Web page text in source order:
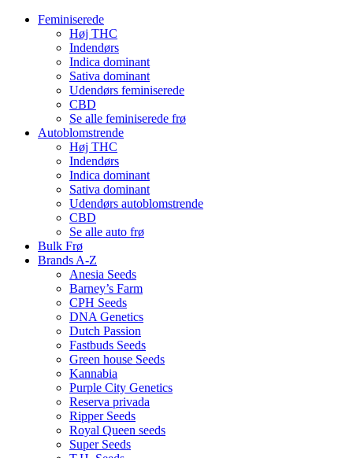
Feminiserede
Høj THC
Indendørs
Indica dominant
Sativa dominant
Udendørs feminiserede
CBD
Se alle feminiserede frø
Autoblomstrende
Høj THC
Indendørs
Indica dominant
Sativa dominant
Udendørs autoblomstrende
CBD
Se alle auto frø
Bulk Frø
Brands A-Z
Anesia Seeds
Barney’s Farm
CPH Seeds
DNA Genetics
Dutch Passion
Fastbuds Seeds
Green house Seeds
Kannabia
Purple City Genetics
Reserva privada
Ripper Seeds
Royal Queen seeds
Super Seeds